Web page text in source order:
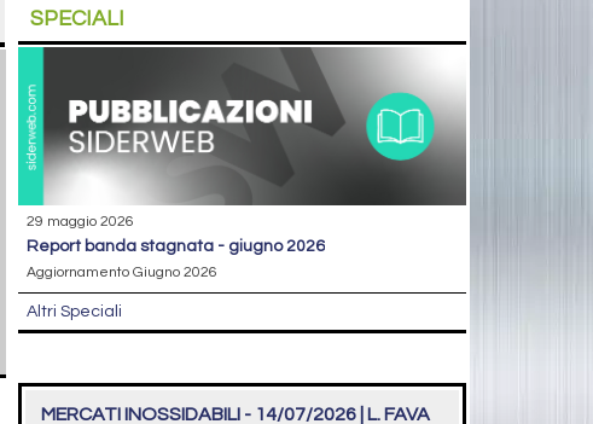
SPECIALI
29 maggio 2026
report banda stagnata - giugno 2026
Aggiornamento Giugno 2026
Altri Speciali
MERCATI INOSSIDABILI - 14/07/2026 | L. FAVA